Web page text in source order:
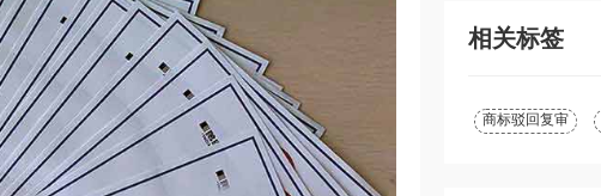
相关标签
商标驳回复审